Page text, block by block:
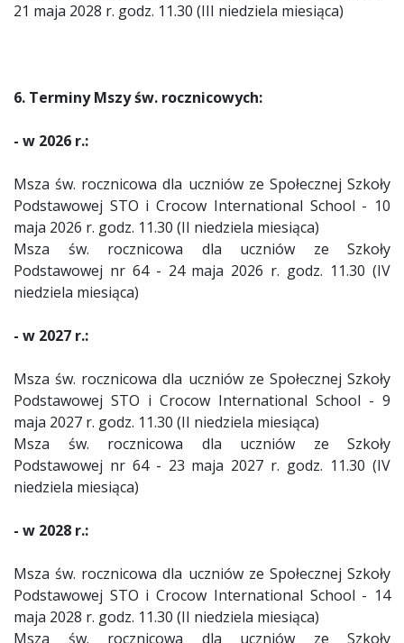
21 maja 2028 r. godz. 11.30 (III niedziela miesiąca)
6. Terminy Mszy św. rocznicowych:
- w 2026 r.:
Msza św. rocznicowa dla uczniów ze Społecznej Szkoły
Podstawowej STO i Crocow International School - 10
maja 2026 r. godz. 11.30 (II niedziela miesiąca)
Msza św. rocznicowa dla uczniów ze Szkoły
Podstawowej nr 64 - 24 maja 2026 r. godz. 11.30 (IV
niedziela miesiąca)
- w 2027 r.:
Msza św. rocznicowa dla uczniów ze Społecznej Szkoły
Podstawowej STO i Crocow International School - 9
maja 2027 r. godz. 11.30 (II niedziela miesiąca)
Msza św. rocznicowa dla uczniów ze Szkoły
Podstawowej nr 64 - 23 maja 2027 r. godz. 11.30 (IV
niedziela miesiąca)
- w 2028 r.:
Msza św. rocznicowa dla uczniów ze Społecznej Szkoły
Podstawowej STO i Crocow International School - 14
maja 2028 r. godz. 11.30 (II niedziela miesiąca)
Msza św. rocznicowa dla uczniów ze Szkoły